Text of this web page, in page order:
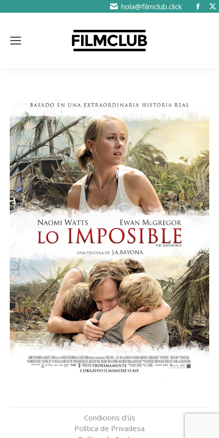
hola@filmclub.click
Condicions d'ús
Política de Privadesa